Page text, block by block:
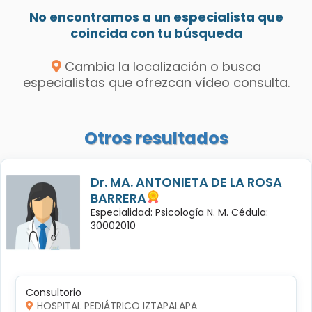
No encontramos a un especialista que
coincida con tu búsqueda
Cambia la localización o busca
especialistas que ofrezcan vídeo consulta.
Otros resultados
Dr. MA. ANTONIETA DE LA ROSA
BARRERA
Especialidad: Psicología N. M. Cédula:
30002010
Consultorio
HOSPITAL PEDIÁTRICO IZTAPALAPA